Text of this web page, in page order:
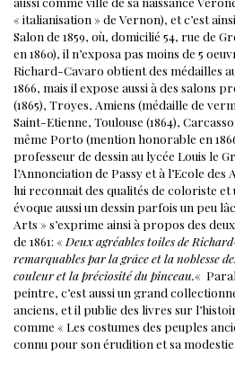
« italianisation » de Vernon), et c’est
Salon de 1859, où, domicilié 54, rue de
en 1860), il n’exposa pas moins de 5
Richard-Cavaro obtient des médailles
1866, mais il expose aussi à des salons
(1865), Troyes, Amiens (médaille de
Saint-Etienne, Toulouse (1864),
même Porto (mention honorable en
professeur de dessin au lycée Louis le
l’Annonciation de Passy et à l’Ecole
lui reconnait des qualités de coloriste et
évoque aussi un dessin parfois un peu
Arts » s’exprime ainsi à propos des
de 1861: « Deux agréables toiles de
remarquables par la grâce et la noblesse
couleur et la préciosité du pinceau.«
peintre, c’est aussi un grand
anciens, et il publie des livres sur
comme « Les costumes des peuples
connu pour son érudition et sa modestie.